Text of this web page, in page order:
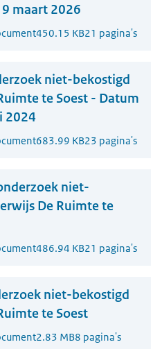
maart 2026
450.15 KB21 pagina's
niet-bekostigd
te Soest - Datum
2024
683.99 KB23 pagina's
niet-
De Ruimte te
486.94 KB21 pagina's
niet-bekostigd
te Soest
2.83 MB8 pagina's